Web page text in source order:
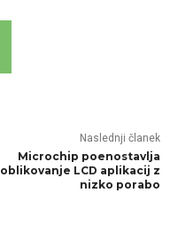
Naslednji članek
Microchip poenostavlja
oblikovanje LCD aplikacij z
nizko porabo